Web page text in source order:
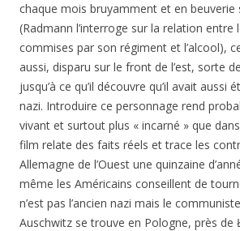
chaque mois bruyamment et en beuverie
(Radmann l’interroge sur la relation entre
commises par son régiment et l’alcool),
aussi, disparu sur le front de l’est, sorte
jusqu’à ce qu’il découvre qu’il avait aussi
nazi. Introduire ce personnage rend
vivant et surtout plus « incarné » que
film relate des faits réels et trace les
Allemagne de l’Ouest une quinzaine
même les Américains conseillent de
n’est pas l’ancien nazi mais le
Auschwitz se trouve en Pologne, près de